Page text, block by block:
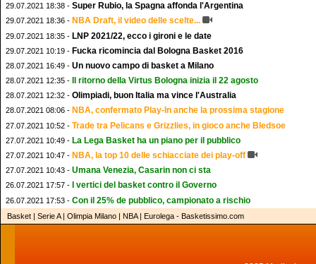
29.07.2021 18:38 - Super Rubio, la Spagna affonda l'Argentina
29.07.2021 18:36 - NBA Draft, il video delle scelte...
29.07.2021 18:35 - LNP 2021/22, ecco i gironi e le date
29.07.2021 10:19 - Fucka ricomincia dal Bologna Basket 2016
28.07.2021 16:49 - Un nuovo campo di basket a Milano
28.07.2021 12:35 - Il ritorno della Virtus Bologna inizia il 22 agosto
28.07.2021 12:32 - Olimpiadi, buon Italia ma vince l'Australia
28.07.2021 08:06 - NBA, confermato Play-In anche la prossima stagione
27.07.2021 10:52 - Trade tra Pelicans e Grizzlies, in gioco anche Bledsoe
27.07.2021 10:49 - La Lega Basket ha un piano per il pubblico
27.07.2021 10:47 - NBA, la top 10 delle schiacciate dei play-off
27.07.2021 10:43 - Umana Venezia, Casarin non ci sta
26.07.2021 17:57 - I vertici del basket contro il Governo
26.07.2021 17:53 - Con il 25% de pubblico, campionato a rischio
Basket | Serie A | Olimpia Milano | NBA | Eurolega - Basketissimo.com